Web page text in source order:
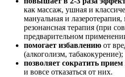
как массаж, ушная и
мануальная и
резонансная терапия (при
предварительном
помогает избавлению от
(алкоголизм, табакокурение);
позволяет сократить прием
и вовсе отказаться от них.